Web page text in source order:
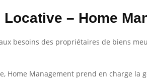
Locative – Home
besoins des propriétaires de biens
Home Management prend en charge la